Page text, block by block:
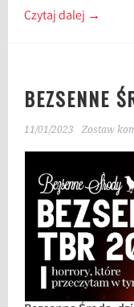
Czytaj dalej →
BEZSENNE
11/01/2023 Zostaw